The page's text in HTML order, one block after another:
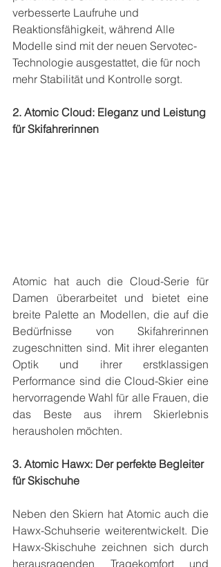
verbesserte Laufruhe und
Reaktionsfähigkeit, während Alle
Modelle sind mit der neuen Servotec-
Technologie ausgestattet, die für noch
mehr Stabilität und Kontrolle sorgt.
2. Atomic Cloud: Eleganz und Leistung
für Skifahrerinnen
Atomic hat auch die Cloud-Serie für
Damen überarbeitet und bietet eine
breite Palette an Modellen, die auf die
Bedürfnisse von Skifahrerinnen
zugeschnitten sind. Mit ihrer eleganten
Optik und ihrer erstklassigen
Performance sind die Cloud-Skier eine
hervorragende Wahl für alle Frauen, die
das Beste aus ihrem Skierlebnis
herausholen möchten.
3. Atomic Hawx: Der perfekte Begleiter
für Skischuhe
Neben den Skiern hat Atomic auch die
Hawx-Schuhserie weiterentwickelt. Die
Hawx-Skischuhe zeichnen sich durch
herausragenden Tragekomfort und